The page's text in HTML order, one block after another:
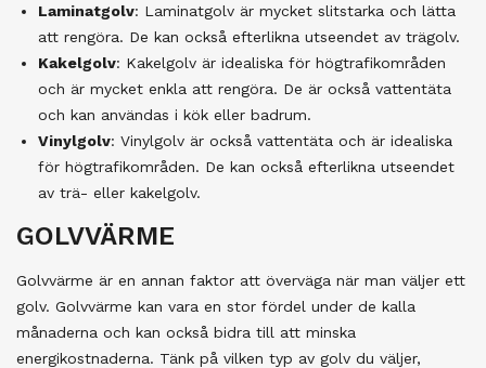
Laminatgolv: Laminatgolv är mycket slitstarka och lätta
att rengöra. De kan också efterlikna utseendet av trägolv.
Kakelgolv: Kakelgolv är idealiska för högtrafikområden
och är mycket enkla att rengöra. De är också vattentäta
och kan användas i kök eller badrum.
Vinylgolv: Vinylgolv är också vattentäta och är idealiska
för högtrafikområden. De kan också efterlikna utseendet
av trä- eller kakelgolv.
GOLVVÄRME
Golvvärme är en annan faktor att överväga när man väljer ett
golv. Golvvärme kan vara en stor fördel under de kalla
månaderna och kan också bidra till att minska
energikostnaderna. Tänk på vilken typ av golv du väljer,